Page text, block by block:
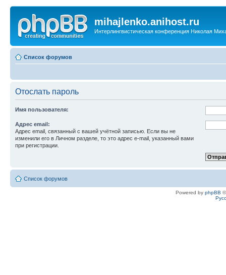
mihajlenko.anihost.ru
Интерлингвистическая конференция Николая
Список форумов
Отослать пароль
Имя пользователя:
Адрес email:
Адрес email, связанный с вашей учётной записью. Если вы не
изменили его в Личном разделе, то это адрес e-mail, указанный вами
при регистрации.
Список форумов
Powered by phpBB